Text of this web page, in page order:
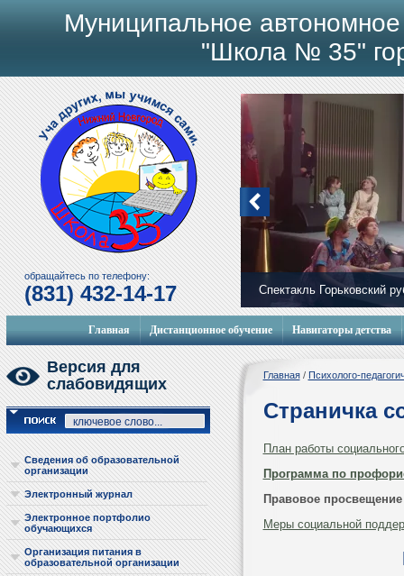
Спектакль Горьковский
Мобильный городок
обращайтесь по телефону:
(831) 432-14-17
Муниципальное
"Школа № 35"
Главная Дистанционное обучение Навигаторы детства
Версия для
слабовидящих
Сведения об образовательной
организации
Электронный журнал
Электронное портфолио
обучающихся
Организация питания в
образовательной организации
Главная/ Психолого-
Страничка
План работы
Программа по
Правовое просвещение
Меры социальной